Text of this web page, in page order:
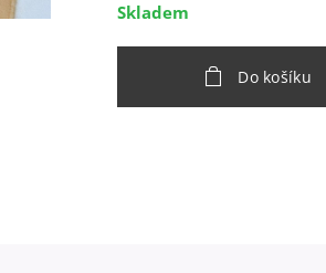
Skladem
Do košíku